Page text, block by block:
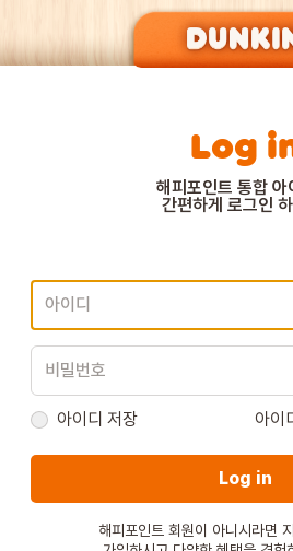
DUNKIN’ OF
MENU
EVENT
STORE
Log
해피포인트 통합 아
간편하게 로그인
아이디 저장 아이
Log in
해피포인트 회원이 아니시라면